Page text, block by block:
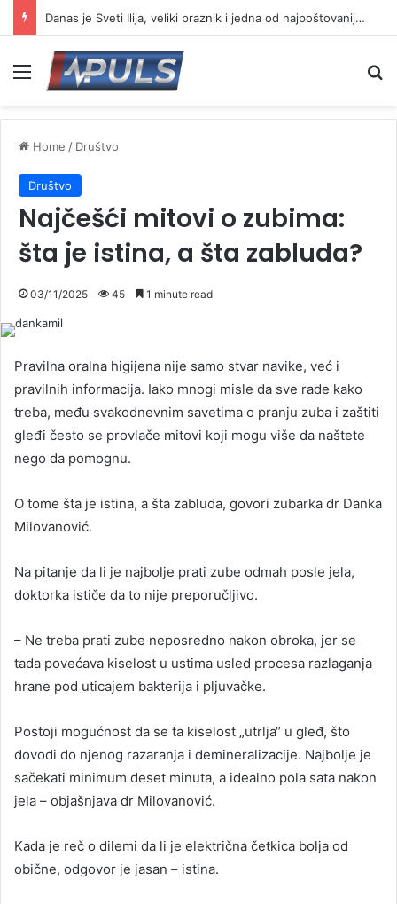
Danas je Sveti Ilija, veliki praznik i jedna od najpoštovanijih slava
Menu
Home / Društvo
Društvo
Najčešći mitovi o zubima:
šta je istina, a šta zabluda?
03/11/2025 45 1 minute read
Pravilna oralna higijena nije samo stvar navike, već i
pravilnih informacija. Iako mnogi misle da sve rade kako
treba, među svakodnevnim savetima o pranju zuba i zaštiti
gleđi često se provlače mitovi koji mogu više da naštete
nego da pomognu.
O tome šta je istina, a šta zabluda, govori zubarka dr Danka
Milovanović.
Na pitanje da li je najbolje prati zube odmah posle jela,
doktorka ističe da to nije preporučljivo.
– Ne treba prati zube neposredno nakon obroka, jer se
tada povećava kiselost u ustima usled procesa razlaganja
hrane pod uticajem bakterija i pljuvačke.
Postoji mogućnost da se ta kiselost „utrlja“ u gleđ, što
dovodi do njenog razaranja i demineralizacije. Najbolje je
sačekati minimum deset minuta, a idealno pola sata nakon
jela – objašnjava dr Milovanović.
Kada je reč o dilemi da li je električna četkica bolja od
obične, odgovor je jasan – istina.